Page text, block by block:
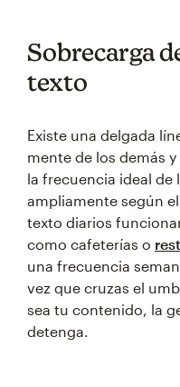
Sobrecarga
texto
Existe una delgada
mente de los demás
la frecuencia ideal de
ampliamente según
texto diarios
como cafeterías o
una frecuencia
vez que cruzas el
sea tu contenido, la
detenga.